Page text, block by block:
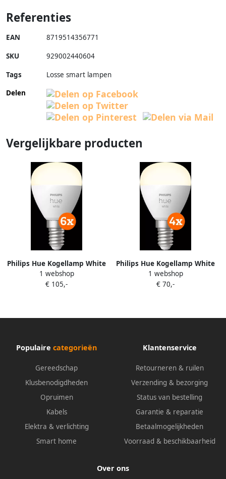
Referenties
EAN 8719514356771
SKU 929002440604
Tags
Losse smart lampen
Delen
Vergelijkbare producten
Philips Hue Kogellamp White
E14 6-pack
1 webshop
€ 105,-
Philips Hue Kogellamp White
E14 4-pack
1 webshop
€ 70,-
Populaire categorieën
Gereedschap
Klusbenodigdheden
Opruimen
Kabels
Elektra & verlichting
Smart home
Klantenservice
Retourneren & ruilen
Verzending & bezorging
Status van bestelling
Garantie & reparatie
Betaalmogelijkheden
Voorraad & beschikbaarheid
Over ons